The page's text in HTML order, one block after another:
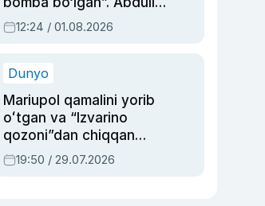
Oripovni siyosiy
ayblovlardan asrab
12:24 / 01.08.2026
Dunyo
Mariupol qamalini yorib
oʻtgan va “Izvarino
qozoni”dan chiqqan
qahramon — Ukraina
armiyasi bosh
19:50 / 29.07.2026